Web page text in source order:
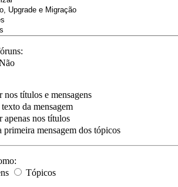
nos títulos e mensagens
da mensagem
apenas nos títulos
primeira mensagem dos tópicos
Tópicos